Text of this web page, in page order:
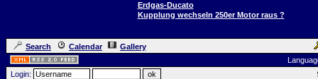
Erdgas-Ducato
Kupplung wechseln 250er Motor raus ?
Search Calendar
Gallery
Login: